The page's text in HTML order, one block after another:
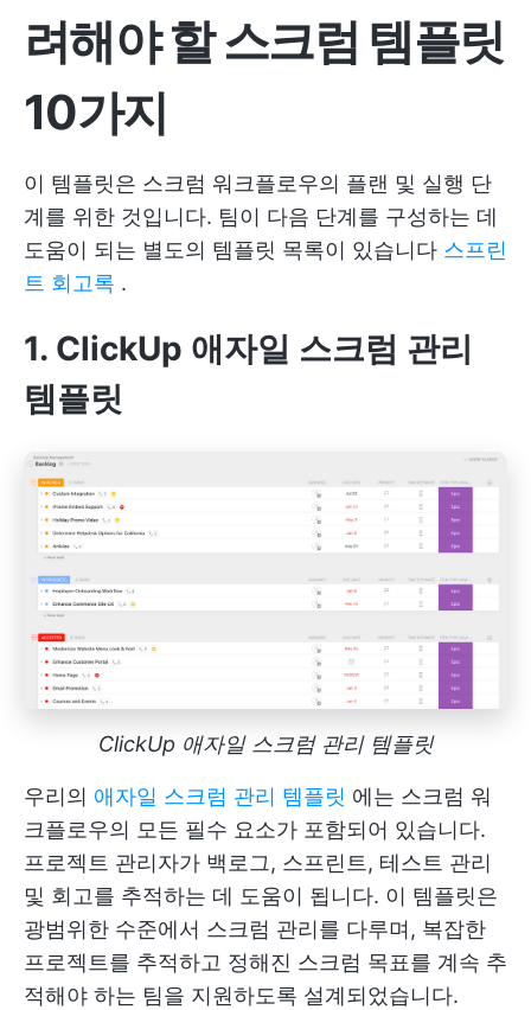
려해야 할 스크럼 템플릿
10가지
이 템플릿은 스크럼 워크플로우의 플랜 및 실행 단
계를 위한 것입니다. 팀이 다음 단계를 구성하는 데
도움이 되는 별도의 템플릿 목록이 있습니다 스프린
트 회고록 .
1. ClickUp 애자일 스크럼 관리
템플릿
ClickUp 애자일 스크럼 관리 템플릿
우리의 애자일 스크럼 관리 템플릿 에는 스크럼 워
크플로우의 모든 필수 요소가 포함되어 있습니다.
프로젝트 관리자가 백로그, 스프린트, 테스트 관리
및 회고를 추적하는 데 도움이 됩니다. 이 템플릿은
광범위한 수준에서 스크럼 관리를 다루며, 복잡한
프로젝트를 추적하고 정해진 스크럼 목표를 계속 추
적해야 하는 팀을 지원하도록 설계되었습니다.